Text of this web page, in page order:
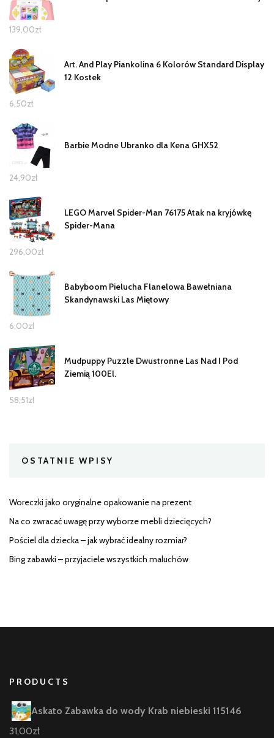
139,00zł
Art. And Play Piankolina 6 Kolorów Standard Display
12 Kostek
6,50zł
Barbie Modne Ubranko dla Kena GHX52
24,90zł
LEGO Marvel Spider-Man 76175 Atak na kryjówkę
Spider-Mana
296,00zł
Babyboom Pielucha Flanelowa Bawełniana
Skandynawski Las Miętowy
6,00zł
Mudpuppy Puzzle Dwustronne Las Nad I Pod
Ziemią 100El.
58,51zł
OSTATNIE WPISY
Woreczki jako oryginalne opakowanie na prezent
Na co zwracać uwagę przy wyborze mebli dziecięcych?
Pościel dla dziecka – jak wybrać idealny rozmiar?
Bing zabawki – przyjaciele wszystkich maluchów
PRODUCTS
Askato Zabawka do wody Krab niebieski 115146
31,00zł